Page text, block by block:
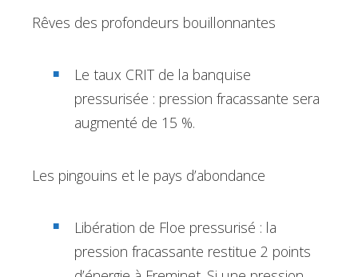
Rêves des profondeurs bouillonnantes
Le taux CRIT de la banquise
pressurisée : pression fracassante sera
augmenté de 15 %.
Les pingouins et le pays d’abondance
Libération de Floe pressurisé : la
pression fracassante restitue 2 points